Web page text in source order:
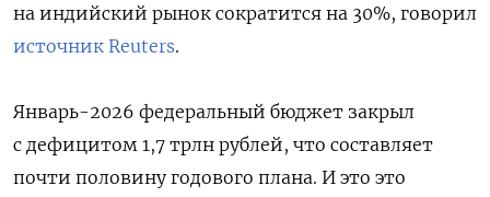
на индийский рынок сократится на 30%, говорил
источник Reuters.
Январь-2026 федеральный бюджет закрыл
с дефицитом 1,7 трлн рублей, что составляет
почти половину годового плана. И это это